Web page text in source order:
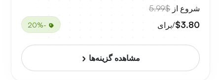
شروع از $5.99
$3.80/برای -20%
مشاهده گزینه‌ها